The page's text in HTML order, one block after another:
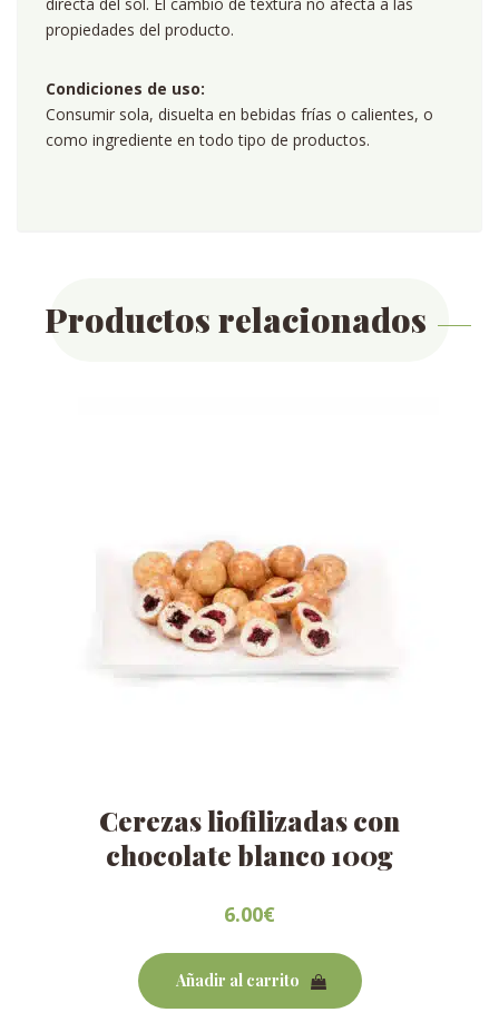
propiedades del producto.
Condiciones de uso:
Consumir sola, disuelta en bebidas frías o calientes, o
como ingrediente en todo tipo de productos.
Productos relacionados
Сerezas liofilizadas con
chocolate blanco 100g
6.00€
Añadir al carrito